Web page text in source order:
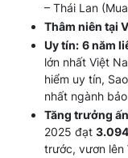
– Thái Lan
Thâm niên tại
Uy tín: 6 năm
lớn nhất Việt
hiểm uy tín,
nhất ngành
Tăng trưởng
2025 đạt
trước, vươn lên